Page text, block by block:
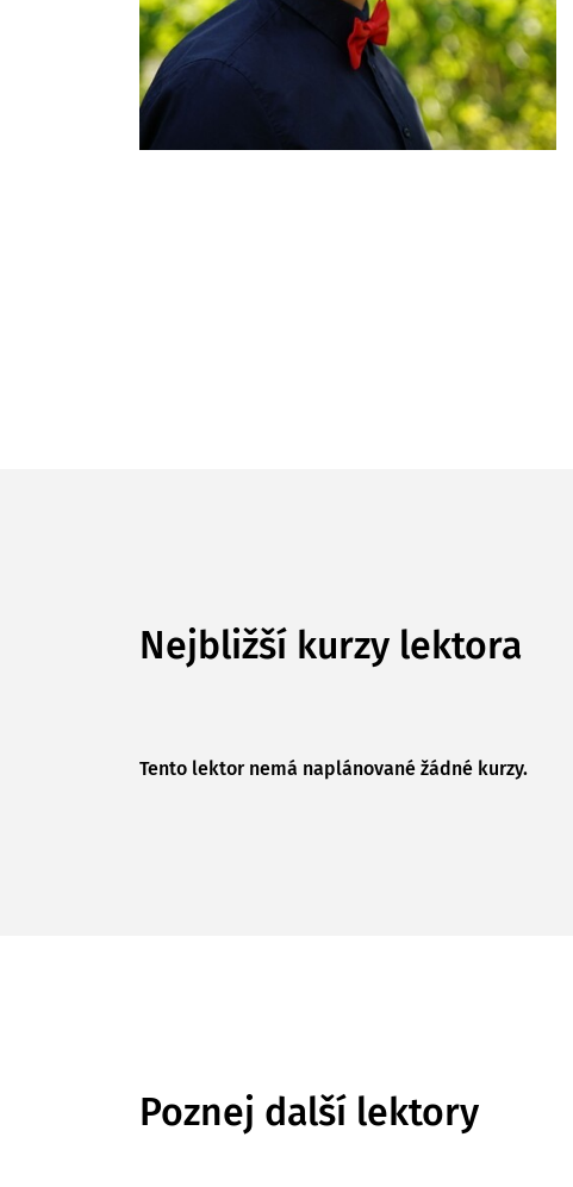
Nejbližší kurzy lektora
Tento lektor nemá naplánované žádné kurzy.
Poznej další lektory